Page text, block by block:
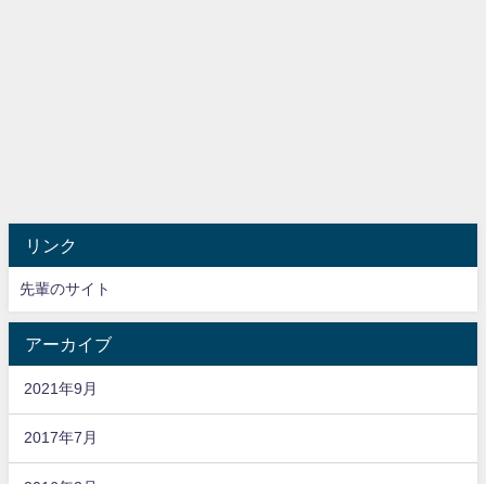
リンク
先輩のサイト
アーカイブ
2021年9月
2017年7月